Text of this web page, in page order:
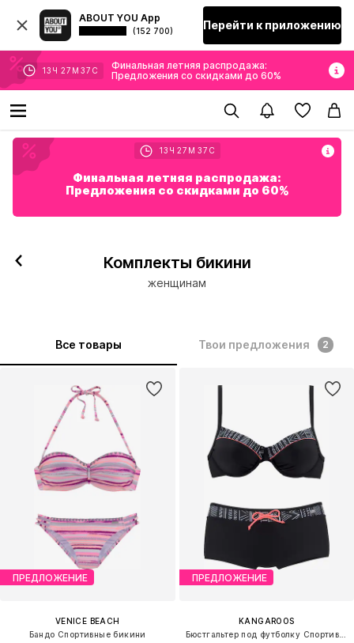
ABOUT YOU App
(152 700) Перейти к приложению
13 Ч 27 М 36 С
Финальная летняя распродажа:
Предложения со скидками до 60%
13 Ч 27 М 36 С
Финальная летняя распродажа:
Предложения со скидками до 60%
Комплекты бикини
женщинам
Все товары Твои предложения 2
ПРЕДЛОЖЕНИЕ
VENICE BEACH
Бандо Спортивные бикини
ПРЕДЛОЖЕНИЕ
KANGAROOS